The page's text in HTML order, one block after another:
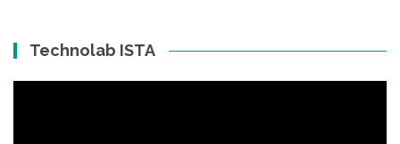
Technolab ISTA